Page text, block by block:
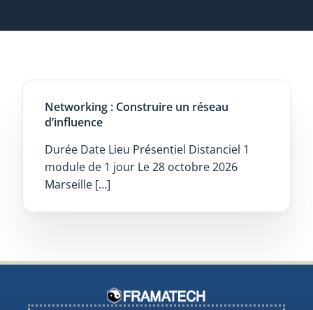
Networking : Construire un réseau
d’influence
Durée Date Lieu Présentiel Distanciel 1
module de 1 jour Le 28 octobre 2026
Marseille […]